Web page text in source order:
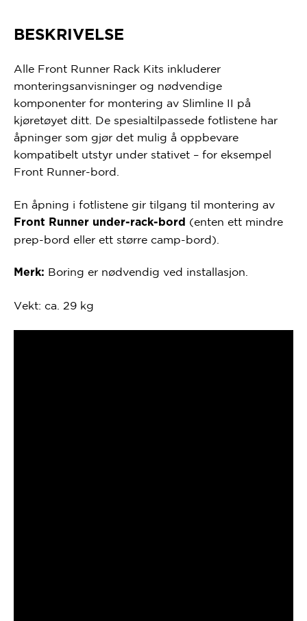
BESKRIVELSE
Alle Front Runner Rack Kits inkluderer
monteringsanvisninger og nødvendige
komponenter for montering av Slimline II på
kjøretøyet ditt. De spesialtilpassede fotlistene har
åpninger som gjør det mulig å oppbevare
kompatibelt utstyr under stativet – for eksempel
Front Runner-bord.
En åpning i fotlistene gir tilgang til montering av
Front Runner under-rack-bord (enten ett mindre
prep-bord eller ett større camp-bord).
Merk: Boring er nødvendig ved installasjon.
Vekt: ca. 29 kg